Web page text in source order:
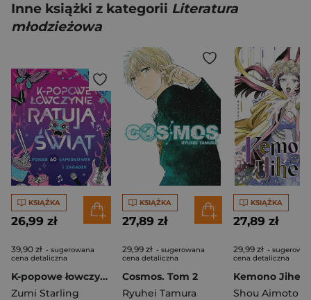
Inne książki z kategorii Literatura
młodzieżowa
KSIĄŻKA
26,99 zł
39,90 zł - sugerowana
cena detaliczna
K-popowe łowczynie ratują świat. Ponad 60 zadań i zagadek!
Zumi Starling
KSIĄŻKA
27,89 zł
29,99 zł - sugerowana
cena detaliczna
Cosmos. Tom 2
Ryuhei Tamura
KSIĄŻKA
27,89 zł
29,99 zł -
cena detaliczna
Shou Aimoto